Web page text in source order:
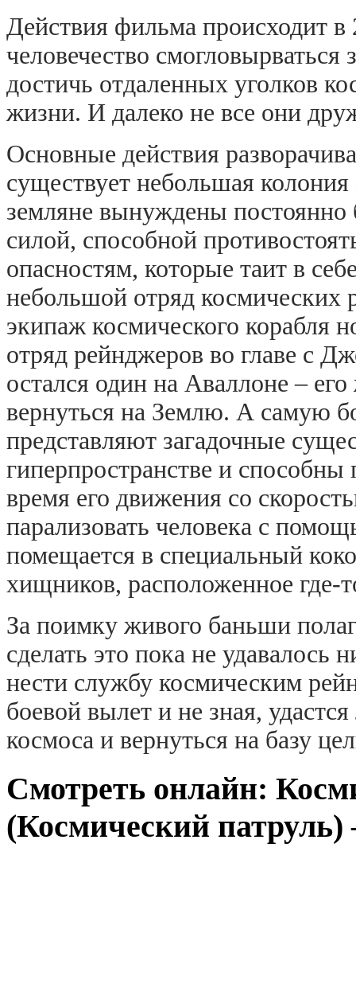
Действия фильма происходит
человечество
достичь отдаленных уголков
жизни. И далеко не все они
Основные действия
существует небольшая
земляне вынуждены
силой, способной
опасностям, которые таит в
небольшой отряд космических
экипаж космического корабля
отряд рейнджеров во главе с
остался один на Аваллоне –
вернуться на Землю. А самую
представляют загадочные
гиперпространстве и
время его движения со
парализовать человека с
помещается в специальный
хищников, расположенное где-
За поимку живого баньши
сделать это пока не удавалось
нести службу космическим
боевой вылет и не зная,
космоса и вернуться на базу
Смотреть онлайн:
(Космический